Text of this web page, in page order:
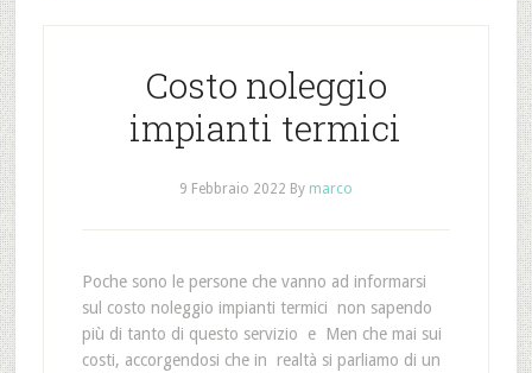
Costo noleggio
impianti termici
9 Febbraio 2022 By marco
Poche sono le persone che vanno ad informarsi
sul costo noleggio impianti termici non sapendo
più di tanto di questo servizio e Men che mai sui
costi, accorgendosi che in realtà si parliamo di un